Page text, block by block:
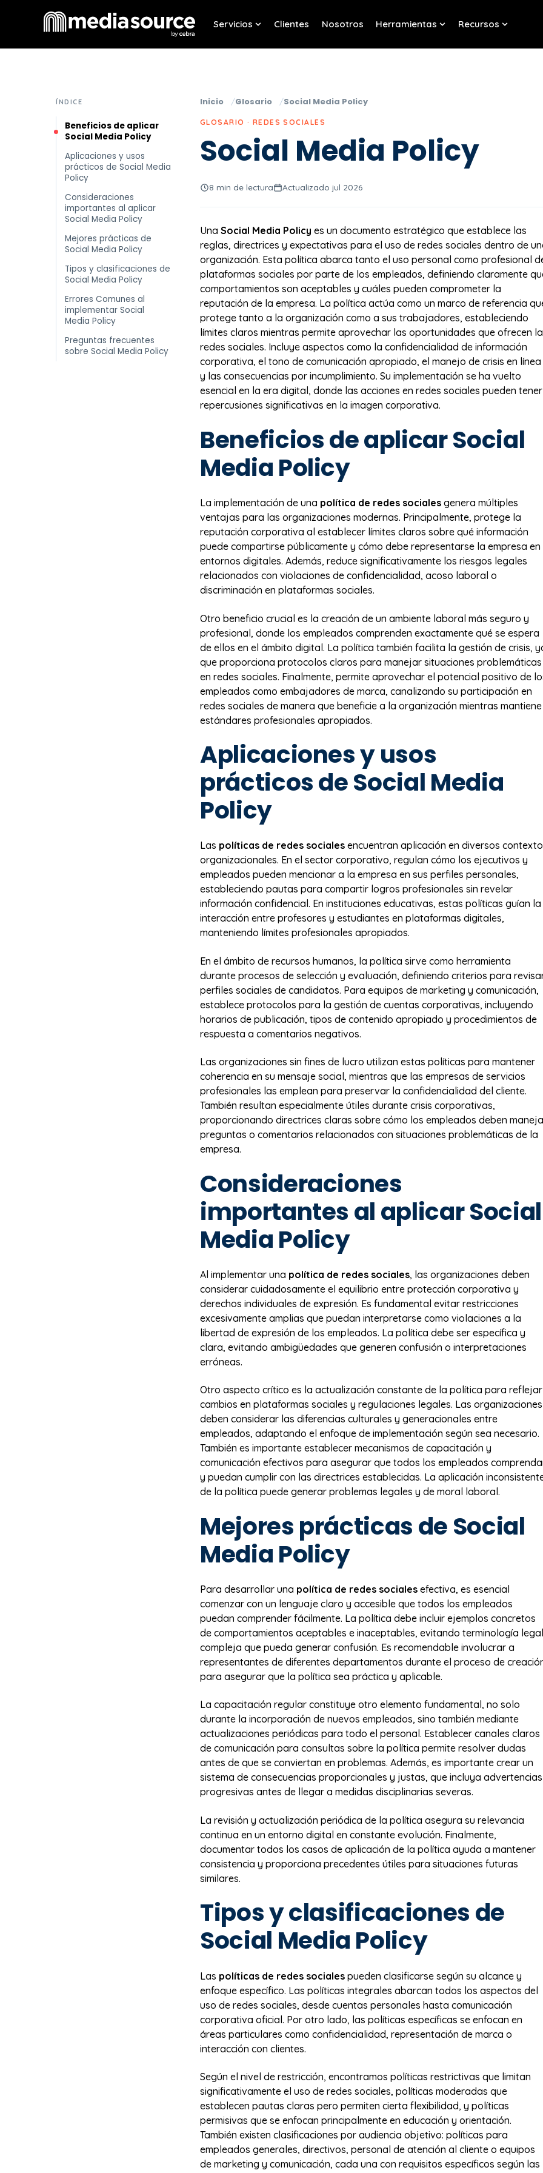
Servicios
Show submenu for Servicios
Clientes Nosotros Herramientas
Show submenu for
Recursos
ÍNDICE
Beneficios de aplicar
Social Media Policy
Aplicaciones y usos
prácticos de Social Media
Policy
Consideraciones
importantes al aplicar
Social Media Policy
Mejores prácticas de
Social Media Policy
Tipos y clasificaciones de
Social Media Policy
Errores Comunes al
implementar Social
Media Policy
Preguntas frecuentes
sobre Social Media Policy
Inicio Glosario Social Media Policy
GLOSARIO · REDES SOCIALES
Social Media Policy
8 min de lectura Actualizado jul 2026
Una Social Media Policy es un documento estratégico que establece las
reglas, directrices y expectativas para el uso de redes sociales dentro de
organización. Esta política abarca tanto el uso personal como profesional
plataformas sociales por parte de los empleados, definiendo claramente
comportamientos son aceptables y cuáles pueden comprometer la
reputación de la empresa. La política actúa como un marco de referencia
protege tanto a la organización como a sus trabajadores, estableciendo
límites claros mientras permite aprovechar las oportunidades que ofrecen
redes sociales. Incluye aspectos como la confidencialidad de información
corporativa, el tono de comunicación apropiado, el manejo de crisis en línea
y las consecuencias por incumplimiento. Su implementación se ha vuelto
esencial en la era digital, donde las acciones en redes sociales pueden tener
repercusiones significativas en la imagen corporativa.
Beneficios de aplicar Social
Media Policy
La implementación de una política de redes sociales genera múltiples
ventajas para las organizaciones modernas. Principalmente, protege la
reputación corporativa al establecer límites claros sobre qué información
puede compartirse públicamente y cómo debe representarse la empresa en
entornos digitales. Además, reduce significativamente los riesgos legales
relacionados con violaciones de confidencialidad, acoso laboral o
discriminación en plataformas sociales.
Otro beneficio crucial es la creación de un ambiente laboral más seguro y
profesional, donde los empleados comprenden exactamente qué se espera
de ellos en el ámbito digital. La política también facilita la gestión de crisis,
que proporciona protocolos claros para manejar situaciones problemáticas
en redes sociales. Finalmente, permite aprovechar el potencial positivo de
empleados como embajadores de marca, canalizando su participación en
redes sociales de manera que beneficie a la organización mientras mantiene
estándares profesionales apropiados.
Aplicaciones y usos
prácticos de Social Media
Policy
Las políticas de redes sociales encuentran aplicación en diversos
organizacionales. En el sector corporativo, regulan cómo los ejecutivos y
empleados pueden mencionar a la empresa en sus perfiles personales,
estableciendo pautas para compartir logros profesionales sin revelar
información confidencial. En instituciones educativas, estas políticas guían la
interacción entre profesores y estudiantes en plataformas digitales,
manteniendo límites profesionales apropiados.
En el ámbito de recursos humanos, la política sirve como herramienta
durante procesos de selección y evaluación, definiendo criterios para
perfiles sociales de candidatos. Para equipos de marketing y comunicación,
establece protocolos para la gestión de cuentas corporativas, incluyendo
horarios de publicación, tipos de contenido apropiado y procedimientos de
respuesta a comentarios negativos.
Las organizaciones sin fines de lucro utilizan estas políticas para mantener
coherencia en su mensaje social, mientras que las empresas de servicios
profesionales las emplean para preservar la confidencialidad del cliente.
También resultan especialmente útiles durante crisis corporativas,
proporcionando directrices claras sobre cómo los empleados deben
preguntas o comentarios relacionados con situaciones problemáticas de la
empresa.
Consideraciones
importantes al aplicar Social
Media Policy
Al implementar una política de redes sociales, las organizaciones deben
considerar cuidadosamente el equilibrio entre protección corporativa y
derechos individuales de expresión. Es fundamental evitar restricciones
excesivamente amplias que puedan interpretarse como violaciones a la
libertad de expresión de los empleados. La política debe ser específica y
clara, evitando ambigüedades que generen confusión o interpretaciones
erróneas.
Otro aspecto crítico es la actualización constante de la política para reflejar
cambios en plataformas sociales y regulaciones legales. Las organizaciones
deben considerar las diferencias culturales y generacionales entre
empleados, adaptando el enfoque de implementación según sea necesario.
También es importante establecer mecanismos de capacitación y
comunicación efectivos para asegurar que todos los empleados
y puedan cumplir con las directrices establecidas. La aplicación
de la política puede generar problemas legales y de moral laboral.
Mejores prácticas de Social
Media Policy
Para desarrollar una política de redes sociales efectiva, es esencial
comenzar con un lenguaje claro y accesible que todos los empleados
puedan comprender fácilmente. La política debe incluir ejemplos concretos
de comportamientos aceptables e inaceptables, evitando terminología legal
compleja que pueda generar confusión. Es recomendable involucrar a
representantes de diferentes departamentos durante el proceso de
para asegurar que la política sea práctica y aplicable.
La capacitación regular constituye otro elemento fundamental, no solo
durante la incorporación de nuevos empleados, sino también mediante
actualizaciones periódicas para todo el personal. Establecer canales claros
de comunicación para consultas sobre la política permite resolver dudas
antes de que se conviertan en problemas. Además, es importante crear un
sistema de consecuencias proporcionales y justas, que incluya advertencias
progresivas antes de llegar a medidas disciplinarias severas.
La revisión y actualización periódica de la política asegura su relevancia
continua en un entorno digital en constante evolución. Finalmente,
documentar todos los casos de aplicación de la política ayuda a mantener
consistencia y proporciona precedentes útiles para situaciones futuras
similares.
Tipos y clasificaciones de
Social Media Policy
Las políticas de redes sociales pueden clasificarse según su alcance y
enfoque específico. Las políticas integrales abarcan todos los aspectos del
uso de redes sociales, desde cuentas personales hasta comunicación
corporativa oficial. Por otro lado, las políticas específicas se enfocan en
áreas particulares como confidencialidad, representación de marca o
interacción con clientes.
Según el nivel de restricción, encontramos políticas restrictivas que limitan
significativamente el uso de redes sociales, políticas moderadas que
establecen pautas claras pero permiten cierta flexibilidad, y políticas
permisivas que se enfocan principalmente en educación y orientación.
También existen clasificaciones por audiencia objetivo: políticas para
empleados generales, directivos, personal de atención al cliente o equipos
de marketing y comunicación, cada una con requisitos específicos según las